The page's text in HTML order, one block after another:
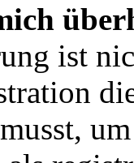
ist